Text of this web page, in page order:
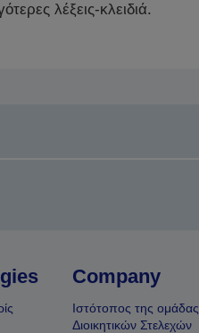
λέξεις-κλειδιά.
Company
Ιστότοπος της ομάδας
Διοικητικών Στελεχών